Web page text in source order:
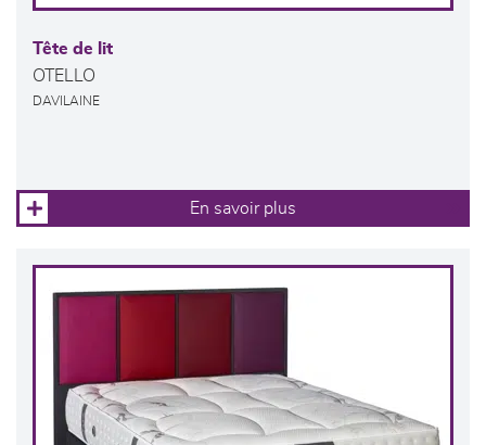
Tête de lit
OTELLO
DAVILAINE
En savoir plus